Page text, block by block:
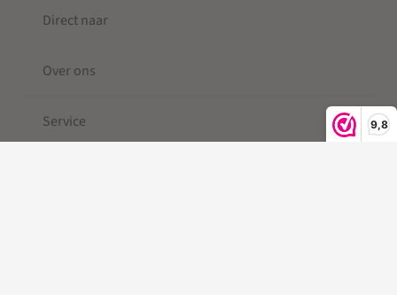
9,8
Direct naar
Over ons
Service